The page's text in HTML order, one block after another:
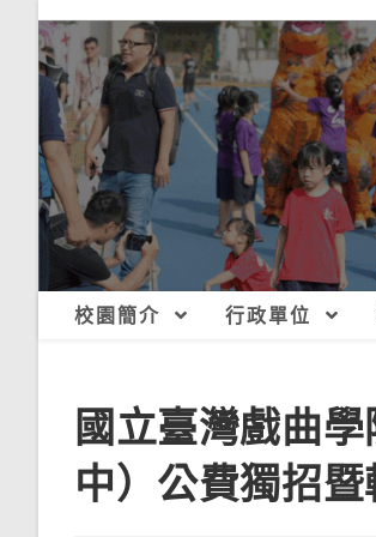
校園簡介 行政單位
國立臺灣戲曲
中）公費獨招